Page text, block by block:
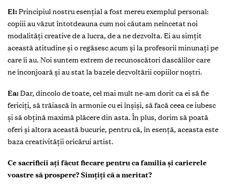
El:Principiul nostru esențial a fost mereu exemplul personal:
copiii au văzut întotdeauna cum noi căutam neîncetat noi
modalități creative de a lucra, de a ne dezvolta. Ei au simțit
această atitudine și o regăsesc acum și la profesorii minunați pe
care îi au. Noi suntem extrem de recunoscători dascălilor care
ne înconjoară și au stat la bazele dezvoltării copiilor noștri.
Ea:Dar, dincolo de toate, cel mai mult ne-am dorit ca ei să fie
fericiți, să trăiască în armonie cu ei înșiși, să facă ceea ce iubesc
și să obțină maximă plăcere din asta. În plus, dorim să poată
oferi și altora această bucurie, pentru că, în esență, aceasta este
baza creativității oricărui artist.
Ce sacrificii ați făcut fiecare pentru ca familia și carierele
voastre să prospere? Simțiți că a meritat?